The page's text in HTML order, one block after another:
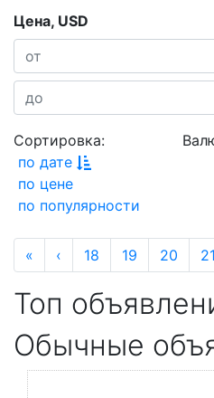
Цена, USD
Сортировка:
по дате
по цене
по популярности
« ‹ 18 19 20 21
Топ
Обычные